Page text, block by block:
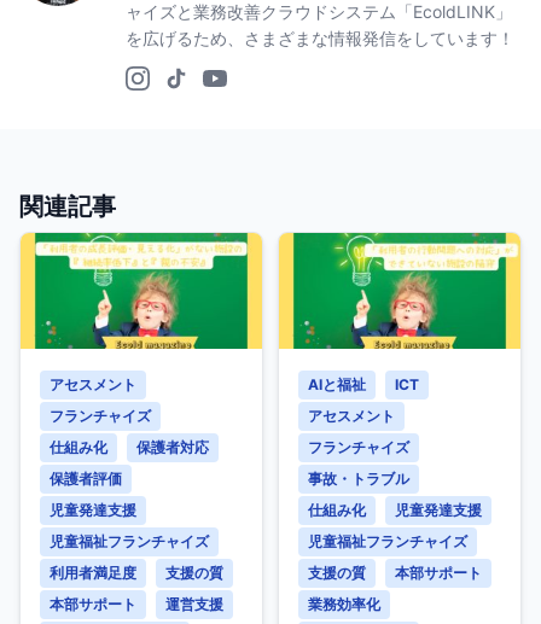
ャイズと業務改善クラウドシステム「EcoldLINK」
を広げるため、さまざまな情報発信をしています！
関連記事
アセスメント
フランチャイズ
仕組み化
保護者対応
保護者評価
児童発達支援
児童福祉フランチャイズ
利用者満足度
支援の質
本部サポート
運営支援
AIと福祉
ICT
アセスメント
フランチャイズ
事故・トラブル
仕組み化
児童発達支援
児童福祉フランチャイズ
支援の質
本部サポート
業務効率化